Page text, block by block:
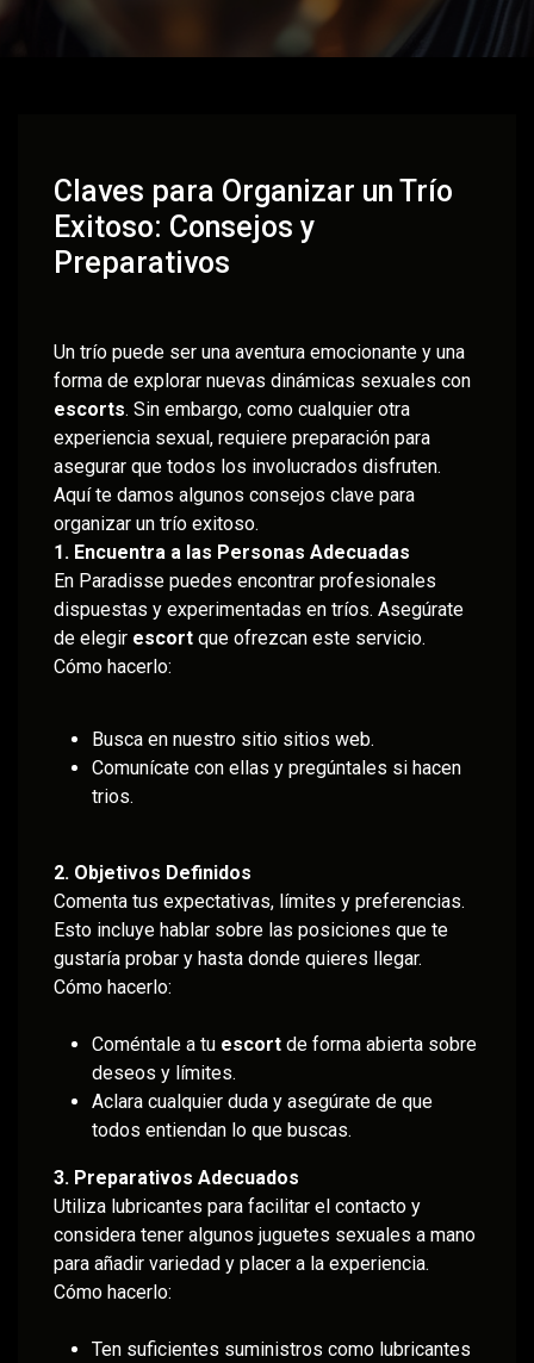
Claves para Organizar un Trío
Exitoso: Consejos y
Preparativos
Un trío puede ser una aventura emocionante y una
forma de explorar nuevas dinámicas sexuales con
escorts. Sin embargo, como cualquier otra
experiencia sexual, requiere preparación para
asegurar que todos los involucrados disfruten.
Aquí te damos algunos consejos clave para
organizar un trío exitoso.
1. Encuentra a las Personas Adecuadas
En Paradisse puedes encontrar profesionales
dispuestas y experimentadas en tríos. Asegúrate
de elegir escort que ofrezcan este servicio.
Cómo hacerlo:
Busca en nuestro sitio sitios web.
Comunícate con ellas y pregúntales si hacen
trios.
2. Objetivos Definidos
Comenta tus expectativas, límites y preferencias.
Esto incluye hablar sobre las posiciones que te
gustaría probar y hasta donde quieres llegar.
Cómo hacerlo:
Coméntale a tu escort de forma abierta sobre
deseos y límites.
Aclara cualquier duda y asegúrate de que
todos entiendan lo que buscas.
3. Preparativos Adecuados
Utiliza lubricantes para facilitar el contacto y
considera tener algunos juguetes sexuales a mano
para añadir variedad y placer a la experiencia.
Cómo hacerlo:
Ten suficientes suministros como lubricantes